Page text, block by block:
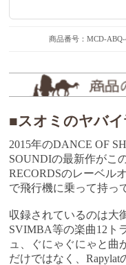
商品番号：MCD-ABQ-
■スオミのヤバイ
2015年のDANCE OF
SOUNDIの最新作がこ
RECORDSのレーベル
で飛行機に乗って持っ
収録されているのは大
SVIMBA等の楽曲12ト
ュ、ぐにゃぐにゃと曲
だけではなく、